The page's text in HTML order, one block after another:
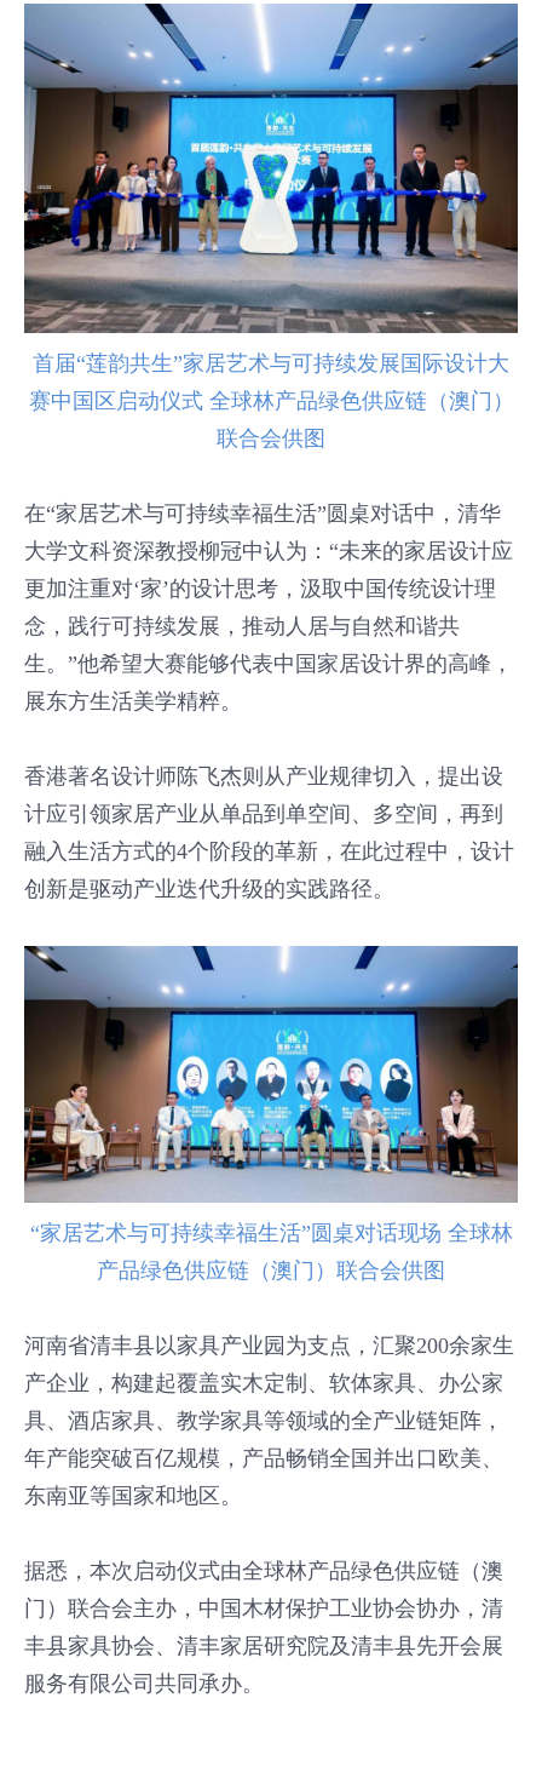
首届“莲韵共生”家居艺术与可持续发展国际设计大
赛中国区启动仪式 全球林产品绿色供应链（澳门）
联合会供图
在“家居艺术与可持续幸福生活”圆桌对话中，清华
大学文科资深教授柳冠中认为：“未来的家居设计应
更加注重对‘家’的设计思考，汲取中国传统设计理
念，践行可持续发展，推动人居与自然和谐共
生。”他希望大赛能够代表中国家居设计界的高峰，
展东方生活美学精粹。
香港著名设计师陈飞杰则从产业规律切入，提出设
计应引领家居产业从单品到单空间、多空间，再到
融入生活方式的4个阶段的革新，在此过程中，设计
创新是驱动产业迭代升级的实践路径。
“家居艺术与可持续幸福生活”圆桌对话现场 全球林
产品绿色供应链（澳门）联合会供图
河南省清丰县以家具产业园为支点，汇聚200余家生
产企业，构建起覆盖实木定制、软体家具、办公家
具、酒店家具、教学家具等领域的全产业链矩阵，
年产能突破百亿规模，产品畅销全国并出口欧美、
东南亚等国家和地区。
据悉，本次启动仪式由全球林产品绿色供应链（澳
门）联合会主办，中国木材保护工业协会协办，清
丰县家具协会、清丰家居研究院及清丰县先开会展
服务有限公司共同承办。